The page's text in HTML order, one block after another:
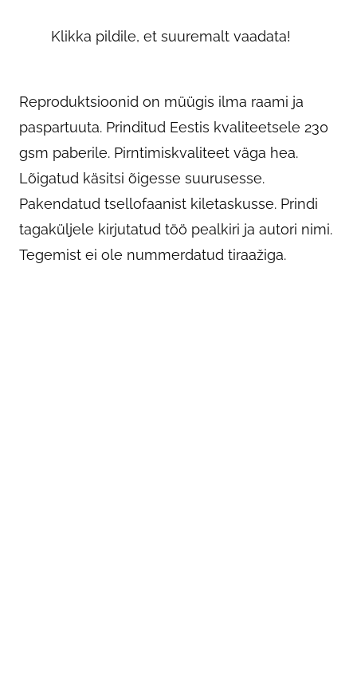
Klikka pildile, et suuremalt vaadata!
Reproduktsioonid on müügis ilma raami ja
paspartuuta. Prinditud Eestis kvaliteetsele 230
gsm paberile. Pirntimiskvaliteet väga hea.
Lõigatud käsitsi õigesse suurusesse.
Pakendatud tsellofaanist kiletaskusse. Prindi
tagaküljele kirjutatud töö pealkiri ja autori nimi.
Tegemist ei ole nummerdatud tiraažiga.